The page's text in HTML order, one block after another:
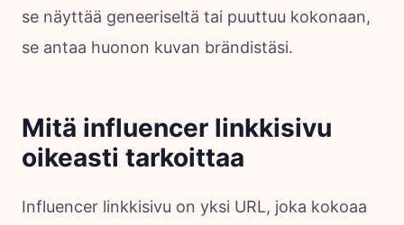
se näyttää geneeriseltä tai puuttuu kokonaan,
se antaa huonon kuvan brändistäsi.
Mitä influencer linkkisivu
oikeasti tarkoittaa
Influencer linkkisivu on yksi URL, joka kokoaa